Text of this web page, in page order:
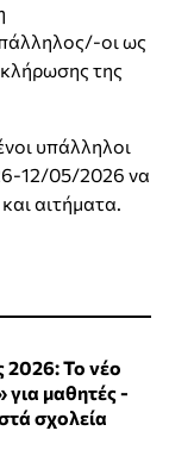
οι ως
της
υπάλληλοι
12/05/2026 να
αιτήματα.
2026: Το νέο
για μαθητές -
σχολεία